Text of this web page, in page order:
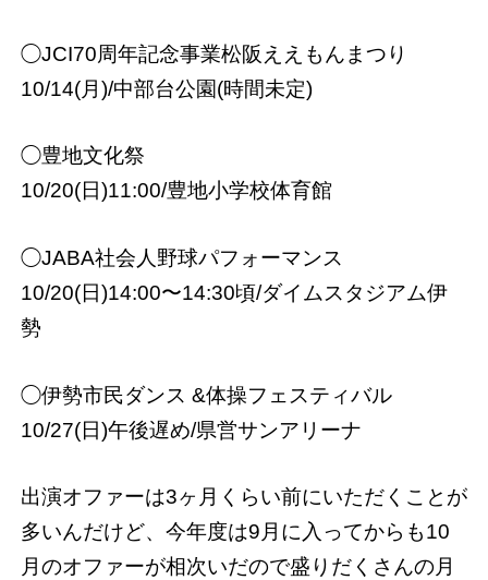
◯JCI70周年記念事業松阪ええもんまつり
10/14(月)/中部台公園(時間未定)
◯豊地文化祭
10/20(日)11:00/豊地小学校体育館
◯JABA社会人野球パフォーマンス
10/20(日)14:00〜14:30頃/ダイムスタジアム伊
勢
◯伊勢市民ダンス &体操フェスティバル
10/27(日)午後遅め/県営サンアリーナ
出演オファーは3ヶ月くらい前にいただくことが
多いんだけど、今年度は9月に入ってからも10
月のオファーが相次いだので盛りだくさんの月